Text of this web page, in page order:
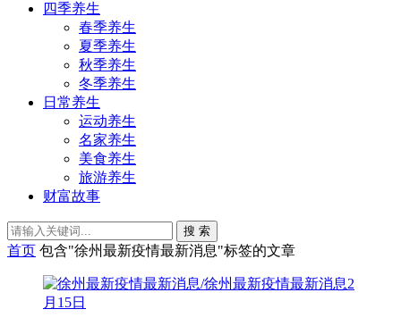
四季养生
春季养生
夏季养生
秋季养生
冬季养生
日常养生
运动养生
名家养生
美食养生
旅游养生
财富故事
搜 索
首页 包含"徐州最新疫情最新消息"标签的文章